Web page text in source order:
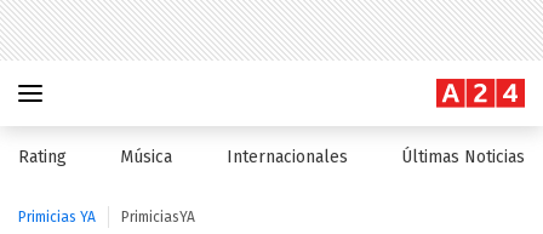
Rating Música Internacionales Últimas Noticias
Primicias YA PrimiciasYA